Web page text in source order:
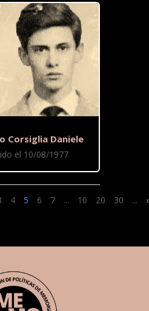
Corsiglia Daniele
el 10/08/1977
4 5 6 7 ... 10 20 30 ...